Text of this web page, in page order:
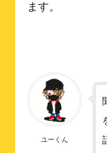
ます。
ユーくん